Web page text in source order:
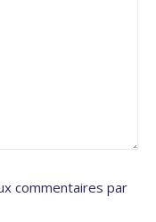
commentaires par